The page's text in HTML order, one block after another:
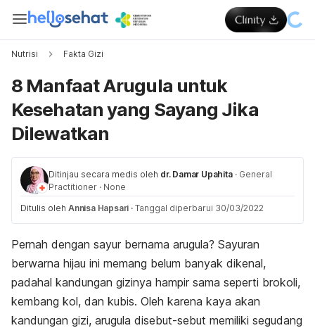
Nutrisi Fakta Gizi
8 Manfaat Arugula untuk
Kesehatan yang Sayang Jika
Dilewatkan
Ditinjau secara medis oleh dr. Damar Upahita · General
Practitioner · None
Ditulis oleh Annisa Hapsari · Tanggal diperbarui 30/03/2022
Pernah dengan sayur bernama arugula? Sayuran
berwarna hijau ini memang belum banyak dikenal,
padahal kandungan gizinya hampir sama seperti brokoli,
kembang kol, dan kubis. Oleh karena kaya akan
kandungan gizi, arugula disebut-sebut memiliki segudang